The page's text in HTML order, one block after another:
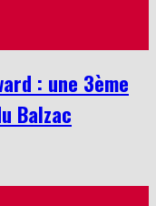
: une 3ème
Balzac